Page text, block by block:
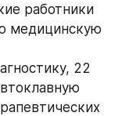
работники
медицинскую
22